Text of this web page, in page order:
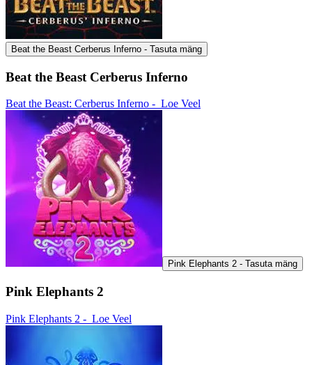
Beat the Beast Cerberus Inferno - Tasuta mäng
Beat the Beast Cerberus Inferno
Beat the Beast: Cerberus Inferno - Loe Veel
Pink Elephants 2 - Tasuta mäng
Pink Elephants 2
Pink Elephants 2 - Loe Veel